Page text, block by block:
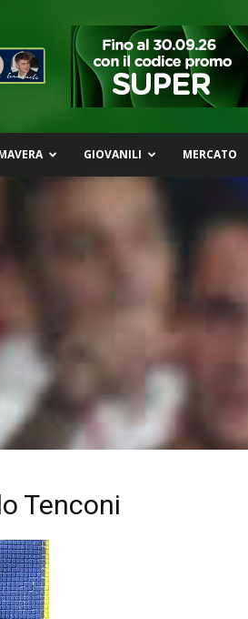
GIOVANILI MERCATO
Tenconi